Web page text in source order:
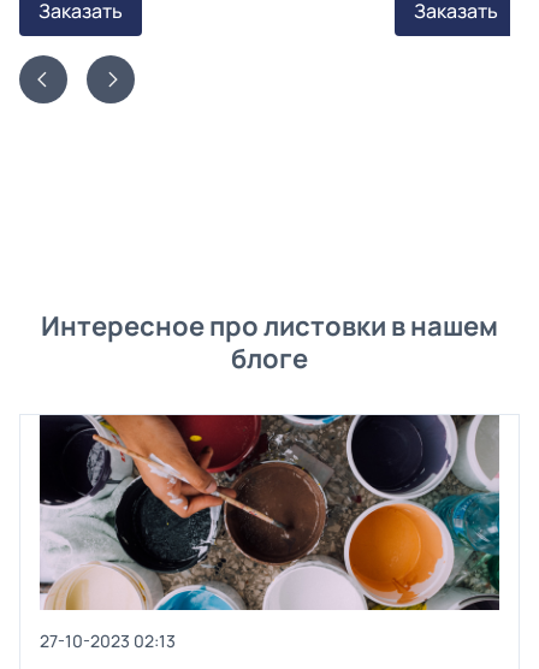
Заказать Заказать
Интересное про листовки в нашем
блоге
27-10-2023 02:13